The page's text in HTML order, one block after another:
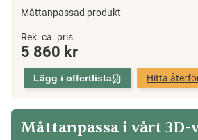
Måttanpassad produkt
Glasparti
Solo,
fast
parti
vädringslucka,
Rek. ca. pris
5 860 kr
Lägg i offertlista Hitta
Måttanpassa i vårt 3D-